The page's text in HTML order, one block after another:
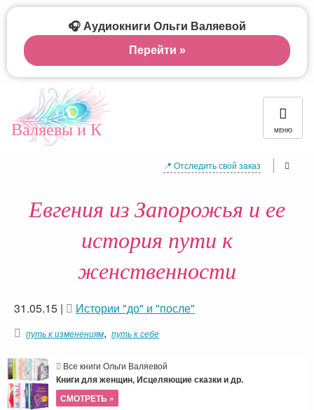
Валяевы и К МЕНЮ
📍 Отследить свой заказ
Евгения из Запорожья и ее
история пути к
женственности
31.05.15 | Истории "до" и "после"
путь к изменениям, путь к себе
Все книги Ольги Валяевой
Книги для женщин, Исцеляющие сказки и др.
СМОТРЕТЬ »
🎧 Аудиокниги Ольги Валяевой
Перейти »